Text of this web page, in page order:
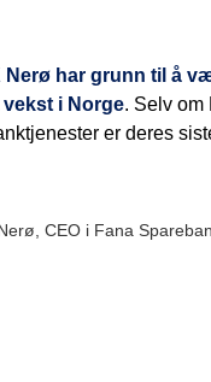
Nerø har grunn til å
i Norge. Selv om
er deres
CEO i Fana